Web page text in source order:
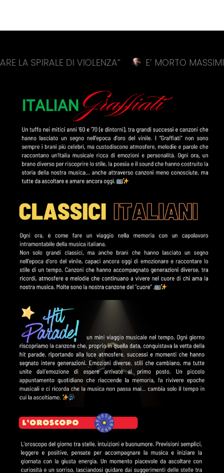
DI VIOLENZA” E’ MORTO MASSIMILIANO